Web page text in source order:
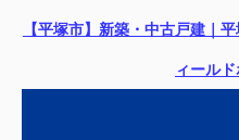
【平塚市】新築・中古戸建｜
ィール